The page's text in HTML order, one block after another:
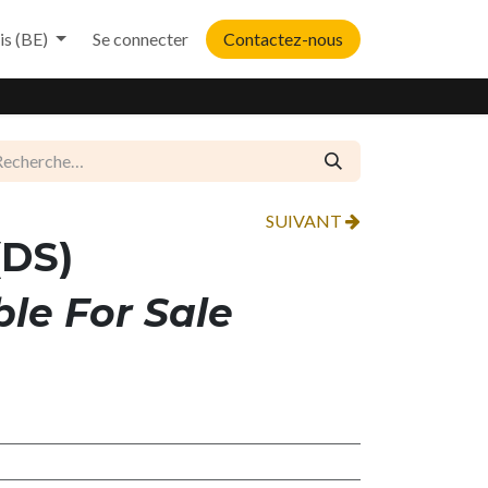
(BE) Se connecter Contactez-nous
SUIVANT
For Sale